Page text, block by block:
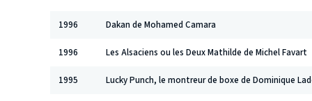
1996 Dakan de Mohamed Camara
1996 Les Alsaciens ou les Deux Mathilde de Michel Favart
1995 Lucky Punch, le montreur de boxe de Dominique